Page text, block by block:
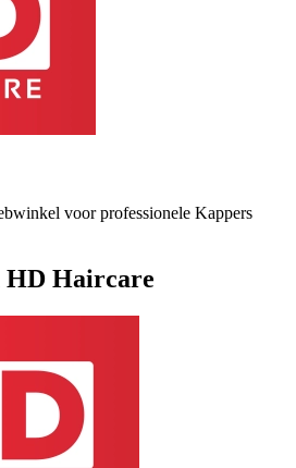
voor professionele Kappers
HD Haircare